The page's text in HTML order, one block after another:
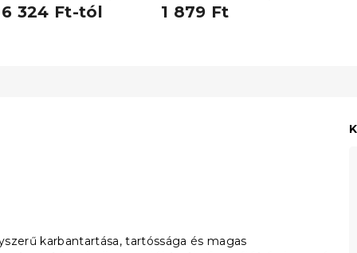
6 324 Ft-tól 1 879 Ft
karbantartása, tartóssága és magas